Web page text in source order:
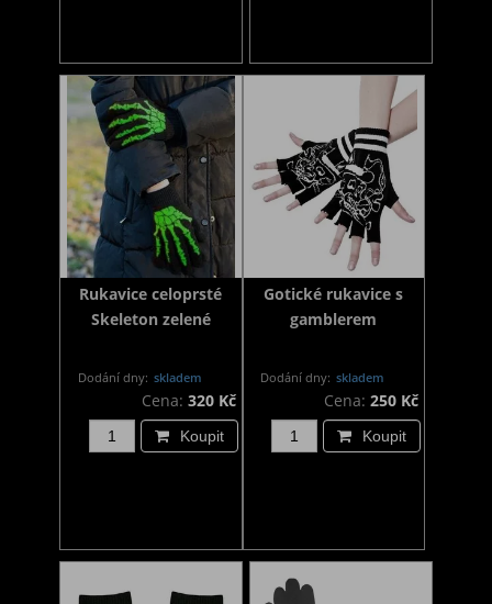
Rukavice celoprsté
Skeleton zelené
Dodání dny: skladem
Cena: 320 Kč
Koupit
Gotické rukavice s
gamblerem
Dodání dny: skladem
Cena:250 Kč
Koupit